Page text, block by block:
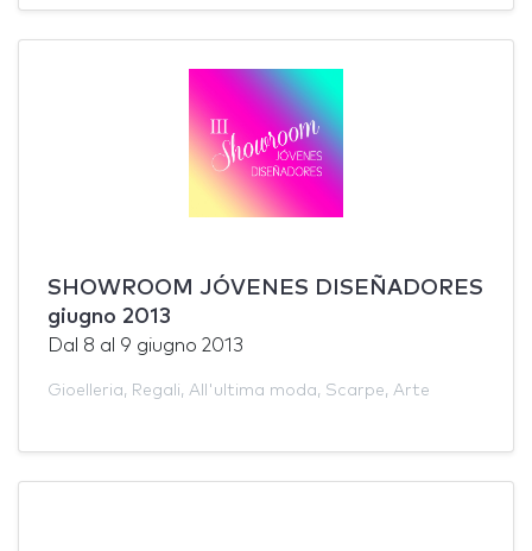
SHOWROOM JÓVENES DISEÑADORES
giugno 2013
Dal 8 al 9 giugno 2013
Gioelleria, Regali, All'ultima moda, Scarpe, Arte